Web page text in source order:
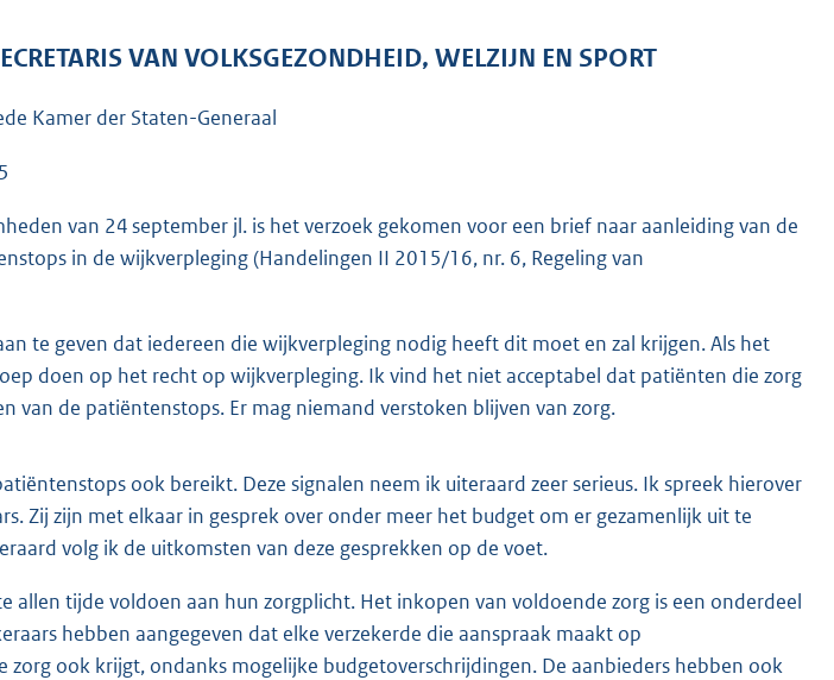
r
o
:
4
VAN VOLKSGEZONDHEID, WELZIJN EN SPORT
Kamer der Staten-Generaal
van 24 september jl. is het verzoek gekomen voor een brief naar aanleiding van de
in de wijkverpleging (Handelingen II 2015/16, nr. 6, Regeling van
te geven dat iedereen die wijkverpleging nodig heeft dit moet en zal krijgen. Als het
doen op het recht op wijkverpleging. Ik vind het niet acceptabel dat patiënten die zorg
van de patiëntenstops. Er mag niemand verstoken blijven van zorg.
ook bereikt. Deze signalen neem ik uiteraard zeer serieus. Ik spreek hierover
Zij zijn met elkaar in gesprek over onder meer het budget om er gezamenlijk uit te
volg ik de uitkomsten van deze gesprekken op de voet.
allen tijde voldoen aan hun zorgplicht. Het inkopen van voldoende zorg is een onderdeel
hebben aangegeven dat elke verzekerde die aanspraak maakt op
zorg ook krijgt, ondanks mogelijke budgetoverschrijdingen. De aanbieders hebben ook